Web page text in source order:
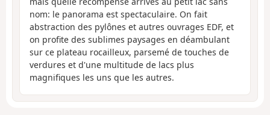
nom: le panorama est spectaculaire. On fait
abstraction des pylônes et autres ouvrages EDF, et
on profite des sublimes paysages en déambulant
sur ce plateau rocailleux, parsemé de touches de
verdures et d'une multitude de lacs plus
magnifiques les uns que les autres.